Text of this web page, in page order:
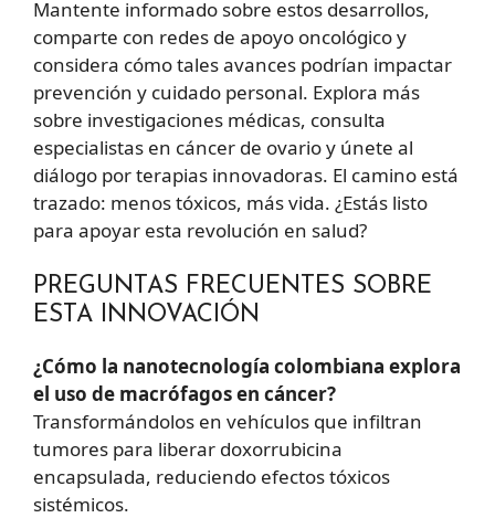
Mantente informado sobre estos desarrollos,
comparte con redes de apoyo oncológico y
considera cómo tales avances podrían impactar
prevención y cuidado personal. Explora más
sobre investigaciones médicas, consulta
especialistas en cáncer de ovario y únete al
diálogo por terapias innovadoras. El camino está
trazado: menos tóxicos, más vida. ¿Estás listo
para apoyar esta revolución en salud?
PREGUNTAS FRECUENTES SOBRE
ESTA INNOVACIÓN
¿Cómo la nanotecnología colombiana explora
el uso de macrófagos en cáncer?
Transformándolos en vehículos que infiltran
tumores para liberar doxorrubicina
encapsulada, reduciendo efectos tóxicos
sistémicos.